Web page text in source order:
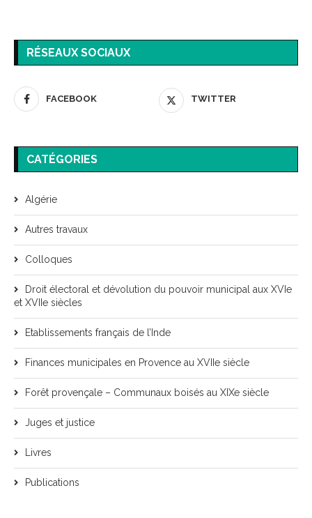
RÉSEAUX SOCIAUX
FACEBOOK TWITTER
CATÉGORIES
Algérie
Autres travaux
Colloques
Droit électoral et dévolution du pouvoir municipal aux XVIe
et XVIIe siècles
Etablissements français de l’Inde
Finances municipales en Provence au XVIIe siècle
Forêt provençale – Communaux boisés au XIXe siècle
Juges et justice
Livres
Publications